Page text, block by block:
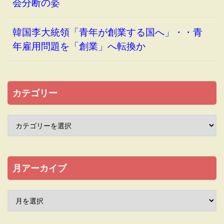
韓国李大統領「青年が創業する国へ」・・青
年雇用問題を「創業」へ転換か
カテゴリー
月アーカイブ